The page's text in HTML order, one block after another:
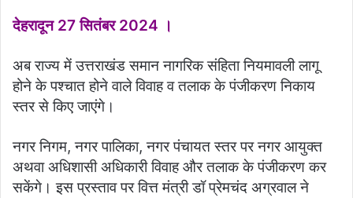
देहरादून 27 सितंबर 2024 ।
अब राज्य में उत्तराखंड समान नागरिक संहिता नियमावली लागू
होने के पश्चात होने वाले विवाह व तलाक के पंजीकरण निकाय
स्तर से किए जाएंगे।
नगर निगम, नगर पालिका, नगर पंचायत स्तर पर नगर आयुक्त
अथवा अधिशासी अधिकारी विवाह और तलाक के पंजीकरण कर
सकेंगे। इस प्रस्ताव पर वित्त मंत्री डॉ प्रेमचंद अग्रवाल ने